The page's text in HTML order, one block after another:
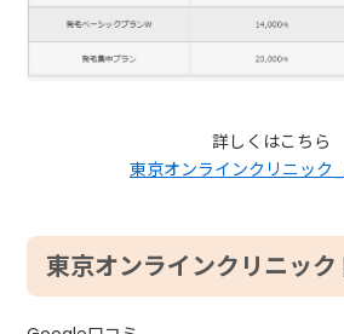
詳しくはこちら
東京オンラインクリニック
東京オンラインクリニッ